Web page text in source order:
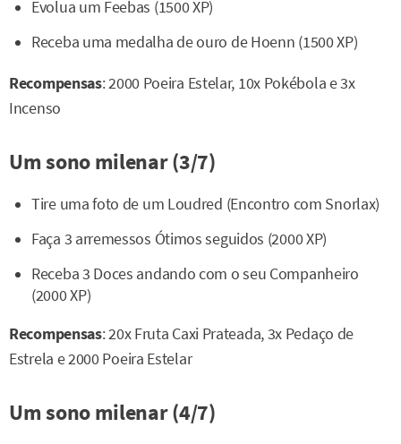
Evolua um Feebas (1500 XP)
Receba uma medalha de ouro de Hoenn (1500 XP)
Recompensas: 2000 Poeira Estelar, 10x Pokébola e 3x
Incenso
Um sono milenar (3/7)
Tire uma foto de um Loudred (Encontro com Snorlax)
Faça 3 arremessos Ótimos seguidos (2000 XP)
Receba 3 Doces andando com o seu Companheiro
(2000 XP)
Recompensas: 20x Fruta Caxi Prateada, 3x Pedaço de
Estrela e 2000 Poeira Estelar
Um sono milenar (4/7)